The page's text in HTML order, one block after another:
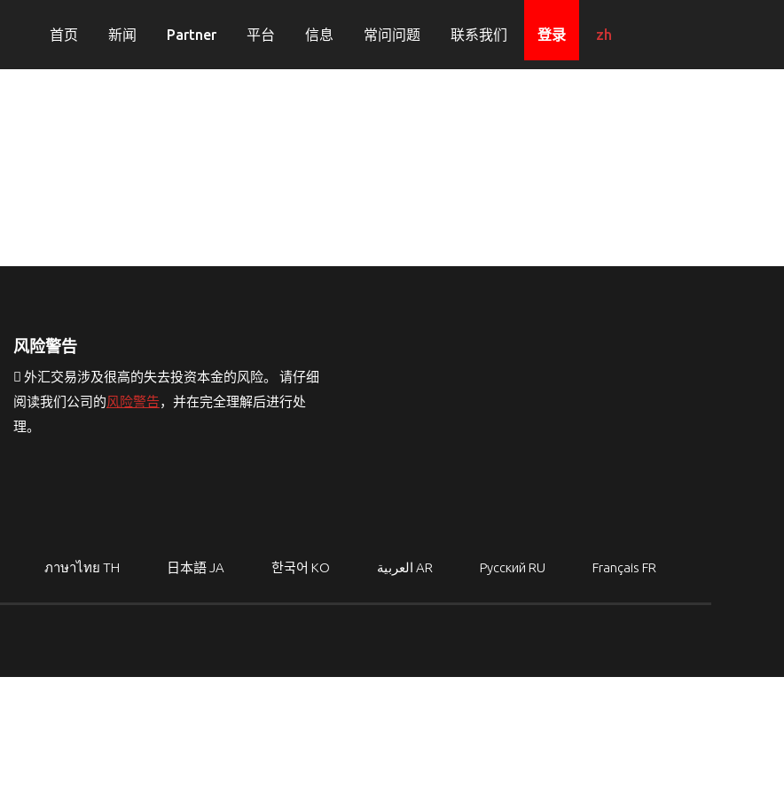
首页 新闻 Partner 平台 信息 常问问题 联系我们 登录 zh
风险警告
外汇交易涉及很高的失去投资本金的风险。 请仔细
阅读我们公司的风险警告，并在完全理解后进行处
理。
ภาษาไทย TH 日本語JA 한국어 KO العربية AR Русский RU Français FR